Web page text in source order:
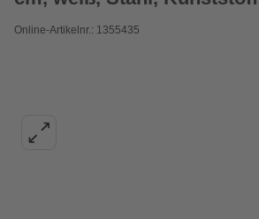
Online-Artikelnr.: 1355435